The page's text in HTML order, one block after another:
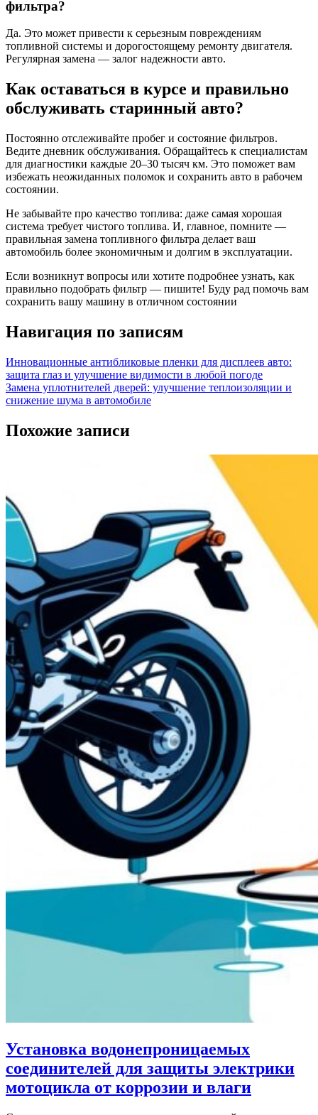
фильтра?
Да. Это может привести к серьезным повреждениям
топливной системы и дорогостоящему ремонту двигателя.
Регулярная замена — залог надежности авто.
Как оставаться в курсе и правильно
обслуживать старинный авто?
Постоянно отслеживайте пробег и состояние фильтров.
Ведите дневник обслуживания. Обращайтесь к специалистам
для диагностики каждые 20–30 тысяч км. Это поможет вам
избежать неожиданных поломок и сохранить авто в рабочем
состоянии.
Не забывайте про качество топлива: даже самая хорошая
система требует чистого топлива. И, главное, помните —
правильная замена топливного фильтра делает ваш
автомобиль более экономичным и долгим в эксплуатации.
Если возникнут вопросы или хотите подробнее узнать, как
правильно подобрать фильтр — пишите! Буду рад помочь вам
сохранить вашу машину в отличном состоянии ️
Навигация по записям
Инновационные антибликовые пленки для дисплеев авто:
защита глаз и улучшение видимости в любой погоде
Замена уплотнителей дверей: улучшение теплоизоляции и
снижение шума в автомобиле
Похожие записи
Установка водонепроницаемых
соединителей для защиты электрики
мотоцикла от коррозии и влаги